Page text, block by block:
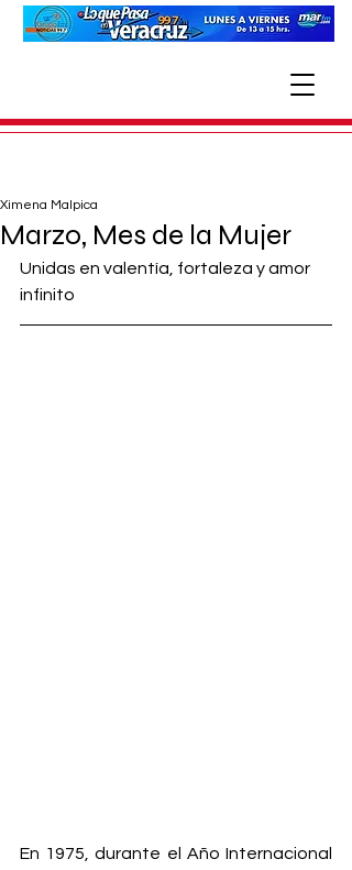
Marzo, Mes de la Mujer
Ximena Malpica
Unidas en valentía, fortaleza y amor
infinito
En 1975, durante el Año Internacional